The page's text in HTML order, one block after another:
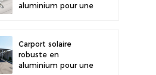
aluminium pour une
panneaux
Carport solaire
robuste en
aluminium pour une